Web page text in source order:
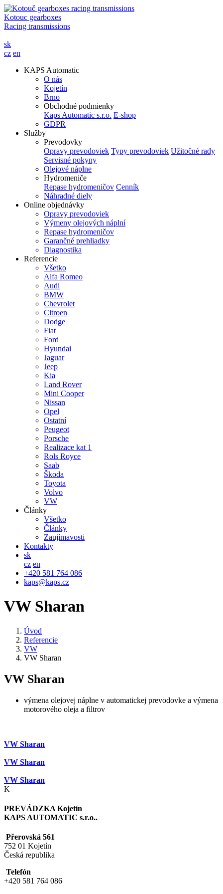
Kotouc gearboxes
Racing transmissions
sk
cz en
KAPS Automatic
O nás
Kojetín
Brno
Obchodné podmienky
Kaps Automatic s.r.o. E-shop
GDPR
Služby
Prevodovky
Opravy prevodoviek Typy prevodoviek Užitočné rady
Servisné pokyny
Olejové náplne
Hydromeniče
Repase hydromeničov Cenník
Náhradné diely
Online objednávky
Opravy prevodoviek
Výmeny olejových náplní
Repase hydromeničov
Garančné prehliadky
Diagnostika
Referencie
Všetko
Alfa Romeo
Audi
BMW
Chevrolet
Citroen
Dodge
Fiat
Ford
Hyundai
Jaguar
Jeep
Kia
Land Rover
Mini Cooper
Nissan
Opel
Ostatní
Peugeot
Porsche
Realizace kat 1
Rols Royce
Saab
Škoda
Toyota
Volvo
VW
Články
Všetko
Články
Zaujímavosti
Kontakty
sk
cz en
+420 581 764 086
kaps@kaps.cz
VW Sharan
Úvod
Referencie
VW
VW Sharan
VW Sharan
výmena olejovej náplne v automatickej prevodovke a výmena
motorového oleja a filtrov
VW Sharan
VW Sharan
VW Sharan
K
PREVÁDZKA Kojetín
KAPS AUTOMATIC s.r.o..
Přerovská 561
752 01 Kojetín
Česká republika
Telefón
+420 581 764 086